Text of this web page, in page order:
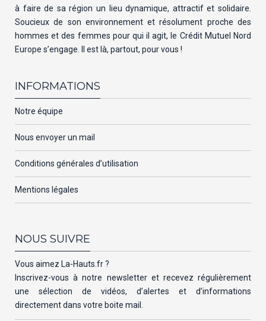
à faire de sa région un lieu dynamique, attractif et solidaire.
Soucieux de son environnement et résolument proche des
hommes et des femmes pour qui il agit, le Crédit Mutuel Nord
Europe s’engage. Il est là, partout, pour vous !
INFORMATIONS
Notre équipe
Nous envoyer un mail
Conditions générales d’utilisation
Mentions légales
NOUS SUIVRE
Vous aimez La-Hauts.fr ?
Inscrivez-vous à notre newsletter et recevez régulièrement
une sélection de vidéos, d’alertes et d’informations
directement dans votre boite mail.